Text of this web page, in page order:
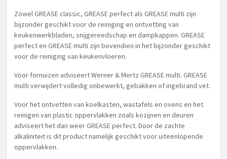
Zowel GREASE classic, GREASE perfect als GREASE multi zijn
bijzonder geschikt voor de reiniging en ontvetting van
keukenwerkbladen, snijgereedschap en dampkappen. GREASE
perfect en GREASE multi zijn bovendien in het bijzonder geschikt
voor de reiniging van keukenvloeren.
Voor fornuizen adviseert Werner & Mertz GREASE multi. GREASE
multi verwijdert volledig onbewerkt, gebakken of ingebrand vet.
Voor het ontvetten van koelkasten, wastafels en ovens en het
reinigen van plastic oppervlakken zoals kozijnen en deuren
adviseert het dan weer GREASE perfect. Door de zachte
alkaliniteit is dit product namelijk geschikt voor uiteenlopende
oppervlakken.